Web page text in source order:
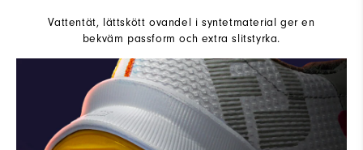
Vattentät, lättskött ovandel i syntetmaterial ger en
bekväm passform och extra slitstyrka.